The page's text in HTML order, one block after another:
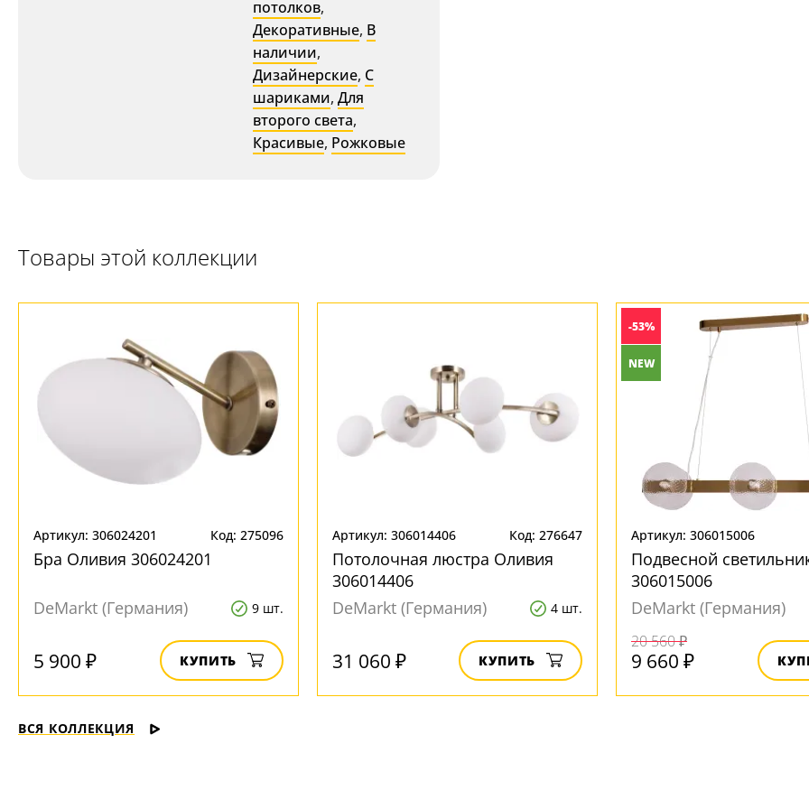
потолков,
Декоративные, В
наличии,
Дизайнерские, С
шариками, Для
второго света,
Красивые, Рожковые
Товары этой коллекции
Артикул: 306024201 Код: 275096
Бра Оливия 306024201
DeMarkt (Германия) 9 шт.
5 900 ₽ КУПИТЬ
Артикул: 306014406 Код: 276647
Потолочная люстра Оливия
306014406
DeMarkt (Германия)
4 шт.
31 060 ₽ КУПИТЬ
-53%
NEW
Артикул: 306015006
Подвесной
306015006
DeMarkt (Германия)
20 560 ₽
9 660 ₽
ВСЯ КОЛЛЕКЦИЯ